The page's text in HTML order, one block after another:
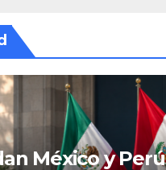
México y Perú